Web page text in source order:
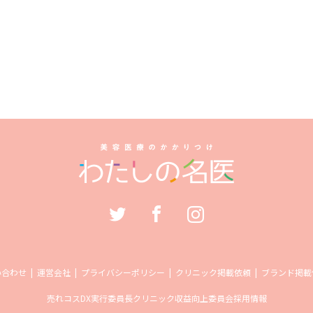
わせ 運営会社 プライバシーポリシー クリニック掲載依頼 ブランド掲
売れコスDX実行委員長クリニック収益向上委員会採用情報